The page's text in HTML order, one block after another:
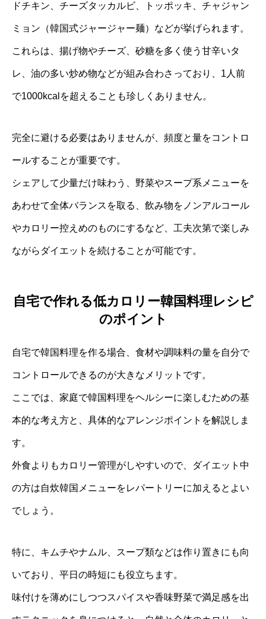
ドチキン、チーズタッカルビ、トッポッキ、チャジャン
ミョン（韓国式ジャージャー麺）などが挙げられます。
これらは、揚げ物やチーズ、砂糖を多く使う甘辛いタ
レ、油の多い炒め物などが組み合わさっており、1人前
で1000kcalを超えることも珍しくありません。
完全に避ける必要はありませんが、頻度と量をコントロ
ールすることが重要です。
シェアして少量だけ味わう、野菜やスープ系メニューを
あわせて全体バランスを取る、飲み物をノンアルコール
やカロリー控えめのものにするなど、工夫次第で楽しみ
ながらダイエットを続けることが可能です。
自宅で作れる低カロリー韓国料理レシピ
のポイント
自宅で韓国料理を作る場合、食材や調味料の量を自分で
コントロールできるのが大きなメリットです。
ここでは、家庭で韓国料理をヘルシーに楽しむための基
本的な考え方と、具体的なアレンジポイントを解説しま
す。
外食よりもカロリー管理がしやすいので、ダイエット中
の方は自炊韓国メニューをレパートリーに加えるとよい
でしょう。
特に、キムチやナムル、スープ類などは作り置きにも向
いており、平日の時短にも役立ちます。
味付けを薄めにしつつスパイスや香味野菜で満足感を出